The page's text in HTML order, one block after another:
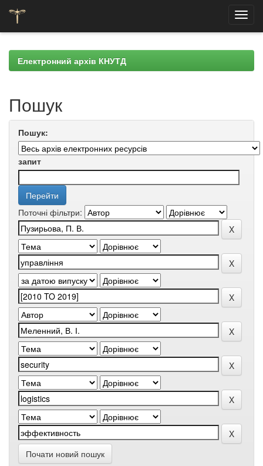
navigationЕлектронний архів КНУТД
Пошук
Пошук:
запит
Поточні фільтри:
Почати новий пошук